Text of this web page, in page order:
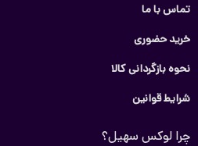
تماس با ما
خرید حضوری
نحوه بازگردانی کالا
شرایط قوانین
چرا لوکس سهیل؟